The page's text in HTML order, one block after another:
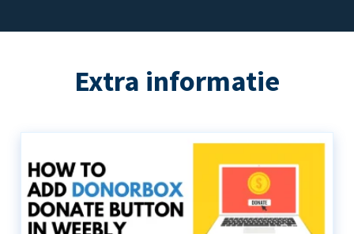
Extra informatie